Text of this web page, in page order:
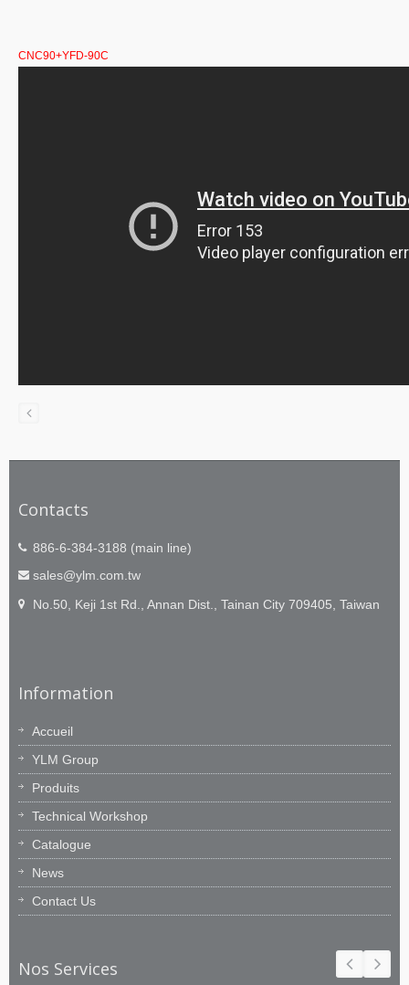
CNC90+YFD-90C
Contacts
886-6-384-3188 (main line)
sales@ylm.com.tw
No.50, Keji 1st Rd., Annan Dist., Tainan City 709405, Taiwan
Information
Accueil
YLM Group
Produits
Technical Workshop
Catalogue
News
Contact Us
Nos Services